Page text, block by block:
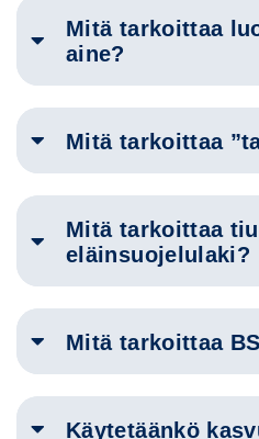
Mitä tarkoittaa
aine?
Mitä tarkoittaa
Mitä tarkoittaa
eläinsuojelulaki?
Mitä tarkoittaa
Käytetäänkö